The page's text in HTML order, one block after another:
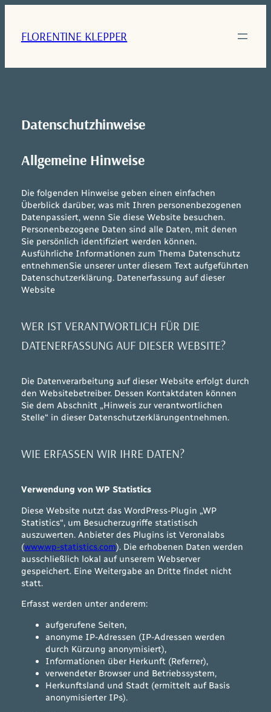
springen
FLORENTINE KLEPPER
Datenschutzhinweise
Allgemeine Hinweise
Die folgenden Hinweise geben einen einfachen
Überblick darüber, was mit Ihren personenbezogenen
Datenpassiert, wenn Sie diese Website besuchen.
Personenbezogene Daten sind alle Daten, mit denen
Sie persönlich identifiziert werden können.
Ausführliche Informationen zum Thema Datenschutz
entnehmenSie unserer unter diesem Text aufgeführten
Datenschutzerklärung. Datenerfassung auf dieser
Website
WER IST VERANTWORTLICH FÜR DIE
DATENERFASSUNG AUF DIESER WEBSITE?
Die Datenverarbeitung auf dieser Website erfolgt durch
den Websitebetreiber. Dessen Kontaktdaten können
Sie dem Abschnitt „Hinweis zur verantwortlichen
Stelle“ in dieser Datenschutzerklärungentnehmen.
WIE ERFASSEN WIR IHRE DATEN?
Verwendung von WP Statistics
Diese Website nutzt das WordPress-Plugin „WP
Statistics“, um Besucherzugriffe statistisch
auszuwerten. Anbieter des Plugins ist Veronalabs
(www.wp-statistics.com). Die erhobenen Daten werden
ausschließlich lokal auf unserem Webserver
gespeichert. Eine Weitergabe an Dritte findet nicht
statt.
Erfasst werden unter anderem:
aufgerufene Seiten,
anonyme IP-Adressen (IP-Adressen werden
durch Kürzung anonymisiert),
Informationen über Herkunft (Referrer),
verwendeter Browser und Betriebssystem,
Herkunftsland und Stadt (ermittelt auf Basis
anonymisierter IPs).